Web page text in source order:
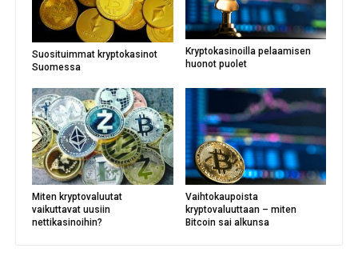
Suosituimmat kryptokasinot
Suomessa
Kryptokasinoilla pelaamisen
huonot puolet
Miten kryptovaluutat
vaikuttavat uusiin
nettikasinoihin?
Vaihtokaupoista
kryptovaluuttaan – miten
Bitcoin sai alkunsa